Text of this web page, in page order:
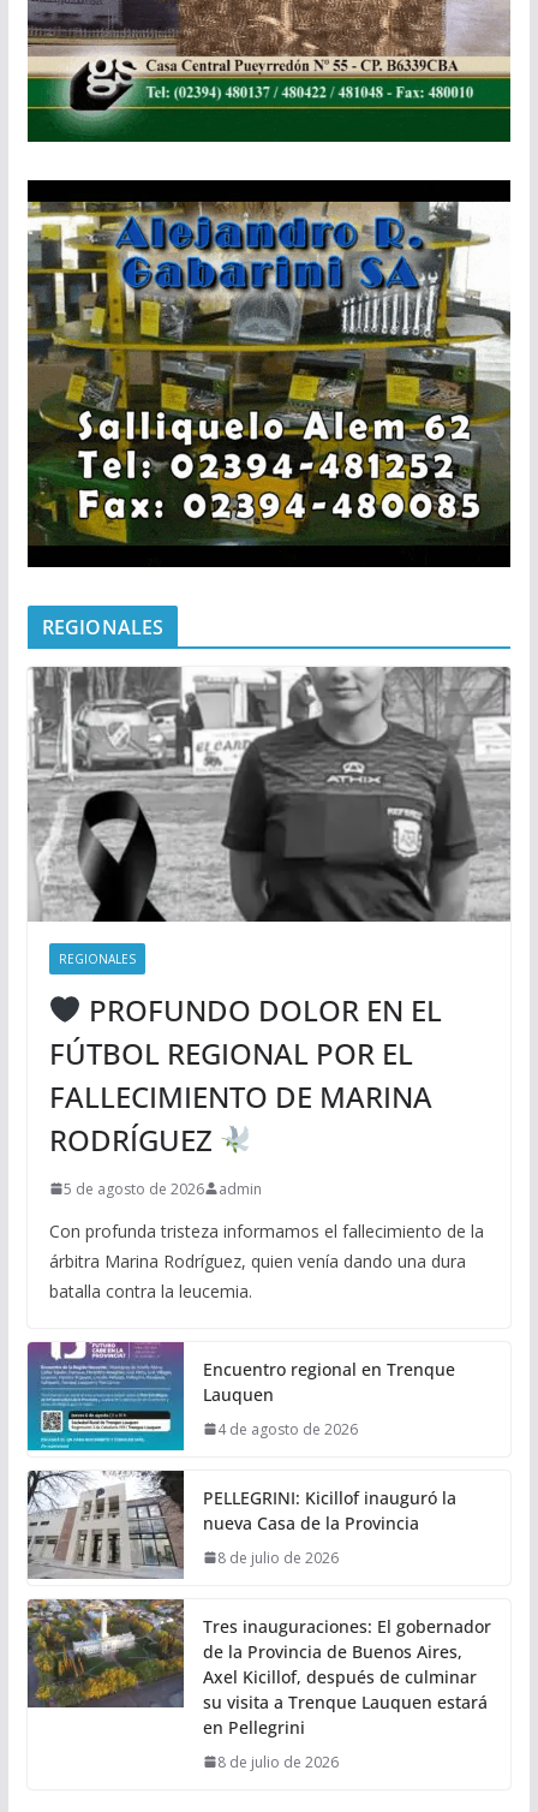
REGIONALES
REGIONALES
PROFUNDO DOLOR EN EL
FÚTBOL REGIONAL POR EL
FALLECIMIENTO DE MARINA
RODRÍGUEZ
5 de agosto de 2026 admin
Con profunda tristeza informamos el fallecimiento de la
árbitra Marina Rodríguez, quien venía dando una dura
batalla contra la leucemia.
Encuentro regional en Trenque
Lauquen
4 de agosto de 2026
PELLEGRINI: Kicillof inauguró la
nueva Casa de la Provincia
8 de julio de 2026
Tres inauguraciones: El gobernador
de la Provincia de Buenos Aires,
Axel Kicillof, después de culminar
su visita a Trenque Lauquen estará
en Pellegrini
8 de julio de 2026